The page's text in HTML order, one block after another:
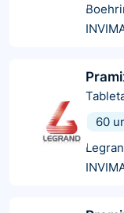
60